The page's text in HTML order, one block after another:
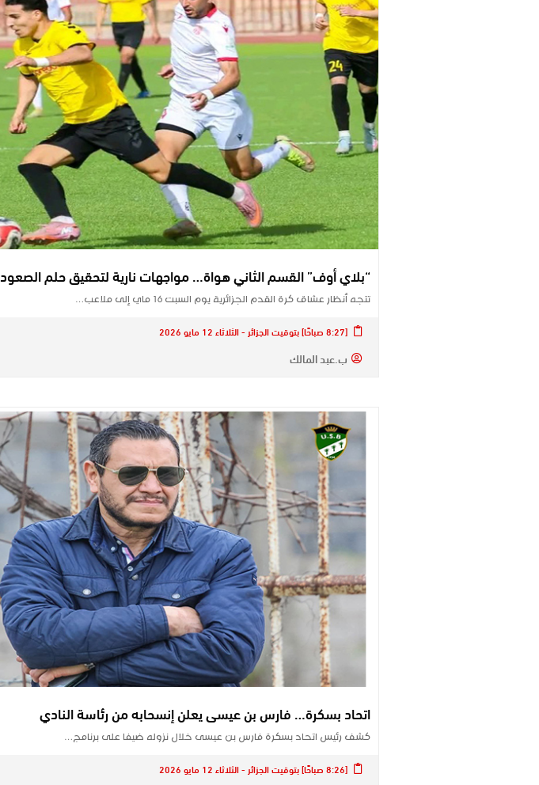
“بلاي أوف” القسم الثاني هواة… مواجهات نارية لتحقيق حلم الصعود
تتجه أنظار عشاق كرة القدم الجزائرية يوم السبت 16 ماي إلى ملاعب…
[8:27 صباحًا] بتوقيت الجزائر - الثلاثاء 12 مايو 2026
ب.عبد المالك
اتحاد بسكرة… فارس بن عيسى يعلن إنسحابه من رئاسة النادي
كشف رئيس اتحاد بسكرة فارس بن عيسى خلال نزوله ضيفا على برنامج…
[8:26 صباحًا] بتوقيت الجزائر - الثلاثاء 12 مايو 2026